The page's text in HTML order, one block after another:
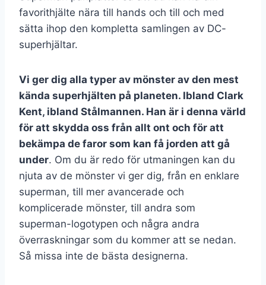
favorithjälte nära till hands och till och med
sätta ihop den kompletta samlingen av DC-
superhjältar.
Vi ger dig alla typer av mönster av den mest
kända superhjälten på planeten. Ibland Clark
Kent, ibland Stålmannen. Han är i denna värld
för att skydda oss från allt ont och för att
bekämpa de faror som kan få jorden att gå
under. Om du är redo för utmaningen kan du
njuta av de mönster vi ger dig, från en enklare
superman, till mer avancerade och
komplicerade mönster, till andra som
superman-logotypen och några andra
överraskningar som du kommer att se nedan.
Så missa inte de bästa designerna.